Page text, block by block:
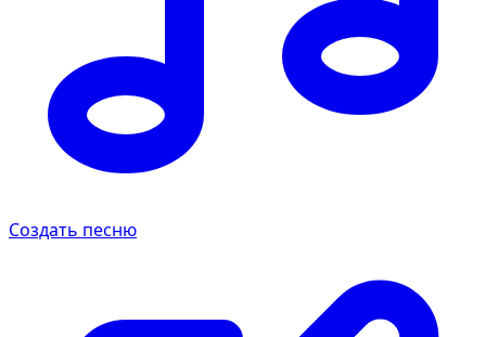
Создать песню